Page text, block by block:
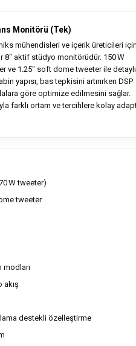
Monitörü (Tek)
mühendisleri ve içerik üreticileri için
8″ aktif stüdyo monitörüdür. 150 W
ve 1.25″ soft dome tweeter ile detaylı,
yapısı, bas tepkisini artırırken DSP
göre optimize edilmesini sağlar.
farklı ortam ve tercihlere kolay
W tweeter)
tweeter
modları
akış
destekli özelleştirme